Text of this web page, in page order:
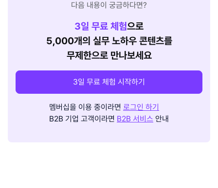
다음 내용이 궁금하다면?
3일 무료 체험으로
5,000개의 실무 노하우 콘텐츠를
무제한으로 만나보세요
3일 무료 체험 시작하기
멤버십을 이용 중이라면 로그인 하기
B2B 기업 고객이라면 B2B 서비스 안내